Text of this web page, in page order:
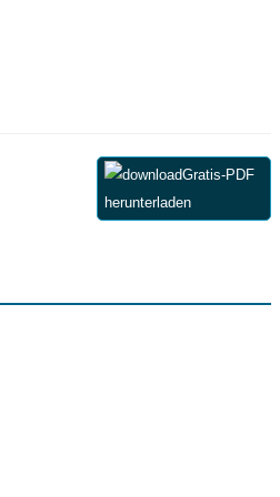
Gratis-PDF
herunterladen